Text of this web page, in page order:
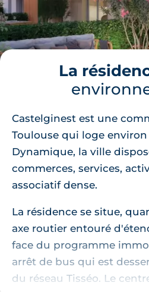
La
Castelginest est une
Toulouse qui loge environ
Dynamique, la ville
commerces, services,
associatif dense.
La résidence se situe,
axe routier entouré
face du programme
arrêt de bus qui est
du réseau Tisséo. Le